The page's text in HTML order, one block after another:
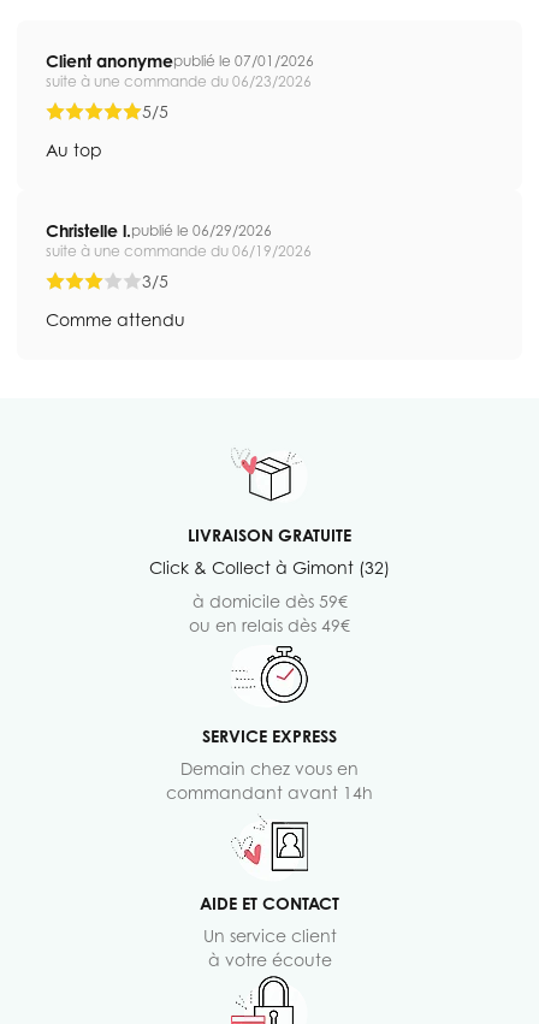
Client anonymepublié le 07/01/2026
suite à une commande du 06/23/2026
5/5
Au top
Christelle l.publié le 06/29/2026
suite à une commande du 06/19/2026
3/5
Comme attendu
LIVRAISON GRATUITE
Click & Collect à Gimont (32)
à domicile dès 59€
ou en relais dès 49€
SERVICE EXPRESS
Demain chez vous en
commandant avant 14h
AIDE ET CONTACT
Un service client
à votre écoute